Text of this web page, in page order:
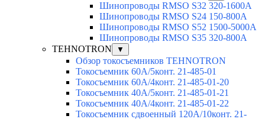
Шинопроводы RMSO S32 320-1600A
Шинопроводы RMSO S24 150-800A
Шинопроводы RMSO S52 1500-5000A
Шинопроводы RMSO S35 320-800A
TEHNOTRON
▼
Обзор токосъемников TEHNOTRON
Токосъемник 60А/5конт. 21-485-01
Токосъемник 60А/4конт. 21-485-01-20
Токосъемник 40А/5конт. 21-485-01-21
Токосъемник 40А/4конт. 21-485-01-22
Токосъемник сдвоенный 120А/10конт. 21-